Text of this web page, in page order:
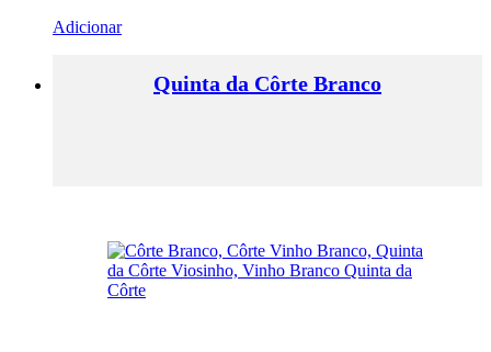
Adicionar
Quinta da Côrte Branco